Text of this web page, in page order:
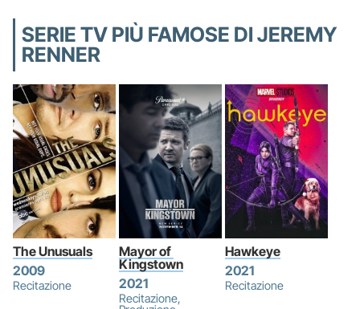
SERIE TV PIÙ FAMOSE DI JEREMY
RENNER
The Unusuals
2009
Recitazione
Mayor of
Kingstown
2021
Recitazione,
Hawkeye
2021
Recitazione